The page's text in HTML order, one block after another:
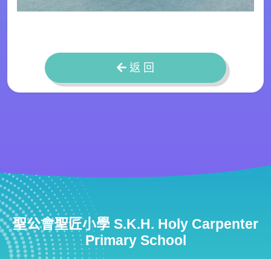
返 回
聖公會聖匠小學 S.K.H. Holy Carpenter
Primary School